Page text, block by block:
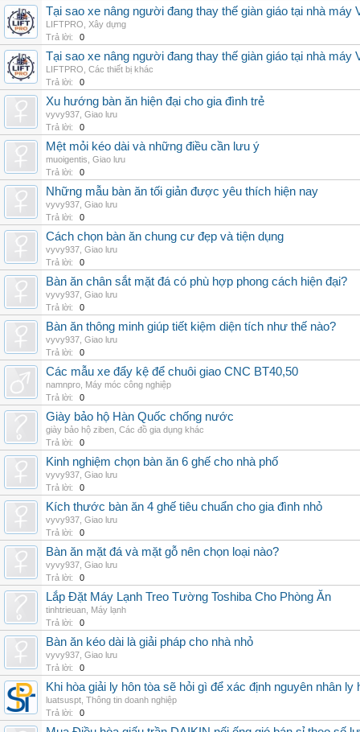
Tại sao xe nâng người đang thay thế giàn giáo tại nhà máy
LIFTPRO
Xây dựng
Trả lời:
0
Tại sao xe nâng người đang thay thế giàn giáo tại nhà máy
LIFTPRO Các thiết bị khác
Trả lời:
0
Xu hướng bàn ăn hiện đại cho gia đình trẻ
vyvy937 Giao lưu
Trả lời:
0
Mệt mỏi kéo dài và những điều cần lưu ý
muoigentis Giao lưu
Trả lời:
0
Những mẫu bàn ăn tối giản được yêu thích hiện nay
vyvy937 Giao lưu
Trả lời:
0
Cách chọn bàn ăn chung cư đẹp và tiện dụng
vyvy937 Giao lưu
Trả lời:
0
Bàn ăn chân sắt mặt đá có phù hợp phong cách hiện đại?
vyvy937 Giao lưu
Trả lời:
0
Bàn ăn thông minh giúp tiết kiệm diện tích như thế nào?
vyvy937 Giao lưu
Trả lời:
0
Các mẫu xe đẩy kệ để chuôi giao CNC BT40,50
namnpro Máy móc công nghiệp
Trả lời:
0
Giày bảo hộ Hàn Quốc chống nước
giày bảo hộ ziben Các đồ gia dụng khác
Trả lời:
0
Kinh nghiệm chọn bàn ăn 6 ghế cho nhà phố
vyvy937 Giao lưu
Trả lời:
0
Kích thước bàn ăn 4 ghế tiêu chuẩn cho gia đình nhỏ
vyvy937 Giao lưu
Trả lời:
0
Bàn ăn mặt đá và mặt gỗ nên chọn loại nào?
vyvy937 Giao lưu
Trả lời:
0
Lắp Đặt Máy Lạnh Treo Tường Toshiba Cho Phòng Ăn
tinhtrieuan Máy lạnh
Trả lời:
0
Bàn ăn kéo dài là giải pháp cho nhà nhỏ
vyvy937 Giao lưu
Trả lời:
0
Khi hòa giải ly hôn tòa sẽ hỏi gì để xác định nguyên nhân ly
luatsuspt Thông tin doanh nghiệp
Trả lời:
0